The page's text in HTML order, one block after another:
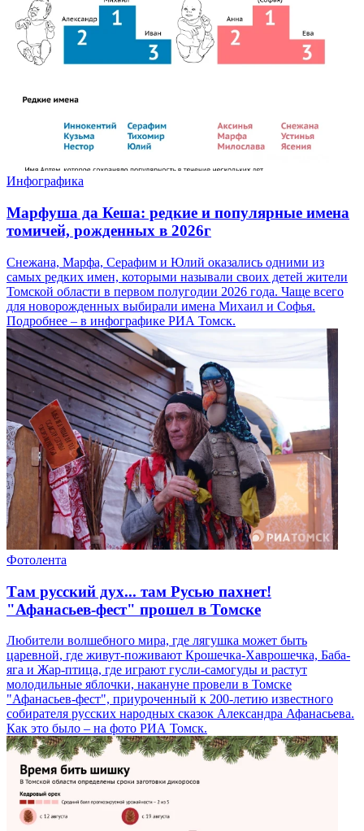
Инфографика
Марфуша да Кеша: редкие и популярные имена
томичей, рожденных в 2026г
Снежана, Марфа, Серафим и Юлий оказались одними из
самых редких имен, которыми называли своих детей жители
Томской области в первом полугодии 2026 года. Чаще всего
для новорожденных выбирали имена Михаил и Софья.
Подробнее – в инфографике РИА Томск.
Фотолента
Там русский дух... там Русью пахнет!
"Афанасьев-фест" прошел в Томске
Любители волшебного мира, где лягушка может быть
царевной, где живут-поживают Крошечка-Хаврошечка, Баба-
яга и Жар-птица, где играют гусли-самогуды и растут
молодильные яблочки, накануне провели в Томске
"Афанасьев-фест", приуроченный к 200-летию известного
собирателя русских народных сказок Александра Афанасьева.
Как это было – на фото РИА Томск.